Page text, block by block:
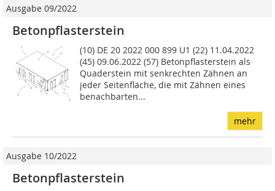
Ausgabe 09/2022
Betonpflasterstein
(10) DE 20 2022 000 899 U1 (22) 11.04.2022
(45) 09.06.2022 (57) Betonpflasterstein als
Quaderstein mit senkrechten Zähnen an
jeder Seitenfläche, die mit Zähnen eines
benachbarten...
mehr
Ausgabe 10/2022
Betonpflasterstein